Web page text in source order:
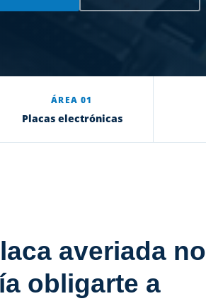
ÁREA 01
Placas electrónicas
averiada no
obligarte a